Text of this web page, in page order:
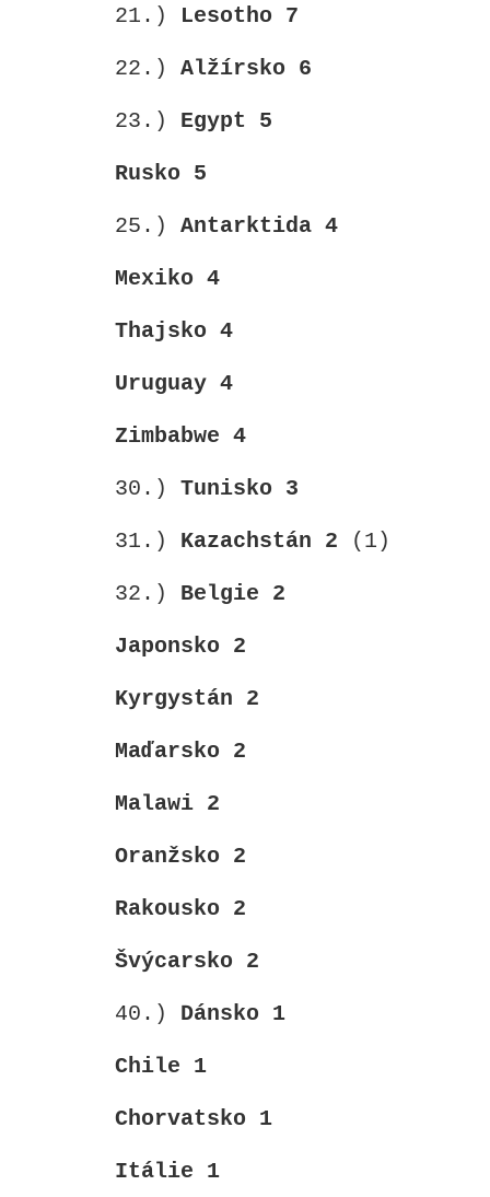
21.) Lesotho 7
22.) Alžírsko 6
23.) Egypt 5
Rusko 5
25.) Antarktida 4
Mexiko 4
Thajsko 4
Uruguay 4
Zimbabwe 4
30.) Tunisko 3
31.) Kazachstán 2 (1)
32.) Belgie 2
Japonsko 2
Kyrgystán 2
Maďarsko 2
Malawi 2
Oranžsko 2
Rakousko 2
Švýcarsko 2
40.) Dánsko 1
Chile 1
Chorvatsko 1
Itálie 1